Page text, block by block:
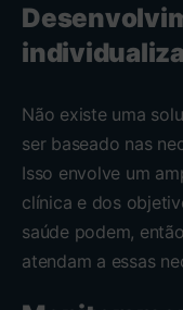
Não existe uma
ser baseado nas
Isso envolve um
clínica e dos
saúde podem,
atendam a essas